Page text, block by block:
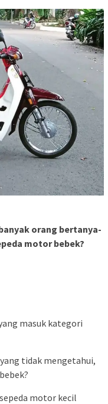
orang bertanya-
motor bebek?
masuk kategori
tidak mengetahui,
motor kecil